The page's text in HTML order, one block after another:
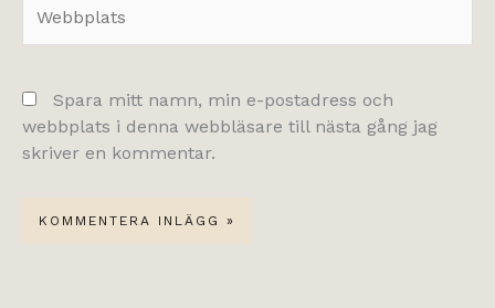
Spara mitt namn, min e-postadress och
webbplats i denna webbläsare till nästa gång jag
skriver en kommentar.